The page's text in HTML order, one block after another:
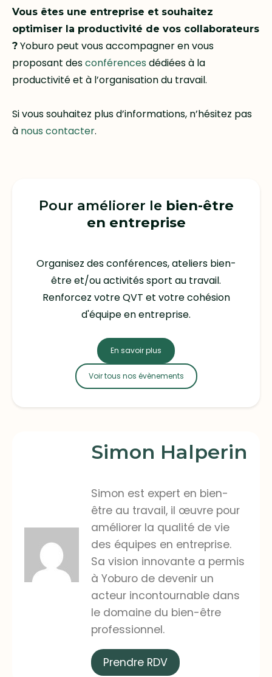
Vous êtes une entreprise et souhaitez
optimiser la productivité de vos collaborateurs
? Yoburo peut vous accompagner en vous
proposant desconférences dédiées à la
productivité et à l’organisation du travail.
Si vous souhaitez plus d’informations, n’hésitez pas
à nous contacter.
Pour améliorer le bien-être
en entreprise
Organisez des conférences, ateliers bien-
être et/ou activités sport au travail.
Renforcez votre QVT et votre cohésion
d'équipe en entreprise.
En savoir plus
Voir tous nos évènements
Simon Halperin
Simon est expert en bien-
être au travail, il œuvre pour
améliorer la qualité de vie
des équipes en entreprise.
Sa vision innovante a permis
à Yoburo de devenir un
acteur incontournable dans
le domaine du bien-être
professionnel.
Prendre RDV